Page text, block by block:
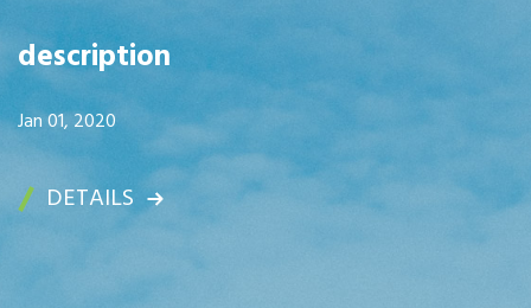
description
Jan 01, 2020
DETAILS